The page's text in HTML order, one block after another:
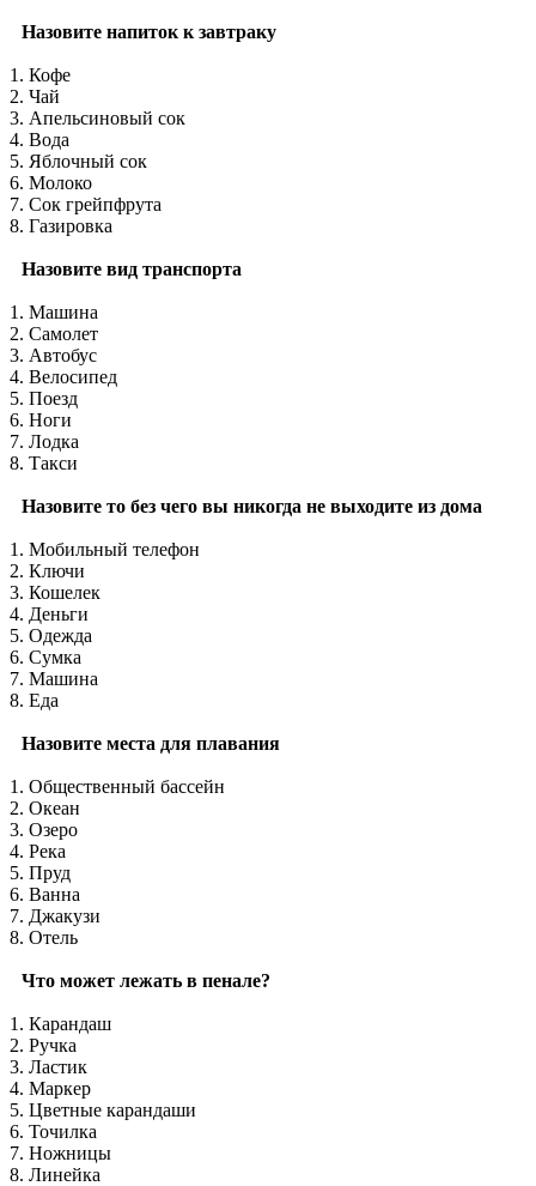
Назовите напиток к завтраку
1. Кофе
2. Чай
3. Апельсиновый сок
4. Вода
5. Яблочный сок
6. Молоко
7. Сок грейпфрута
8. Газировка
Назовите вид транспорта
1. Машина
2. Самолет
3. Автобус
4. Велосипед
5. Поезд
6. Ноги
7. Лодка
8. Такси
Назовите то без чего вы никогда не выходите из дома
1. Мобильный телефон
2. Ключи
3. Кошелек
4. Деньги
5. Одежда
6. Сумка
7. Машина
8. Еда
Назовите места для плавания
1. Общественный бассейн
2. Океан
3. Озеро
4. Река
5. Пруд
6. Ванна
7. Джакузи
8. Отель
Что может лежать в пенале?
1. Карандаш
2. Ручка
3. Ластик
4. Маркер
5. Цветные карандаши
6. Точилка
7. Ножницы
8. Линейка